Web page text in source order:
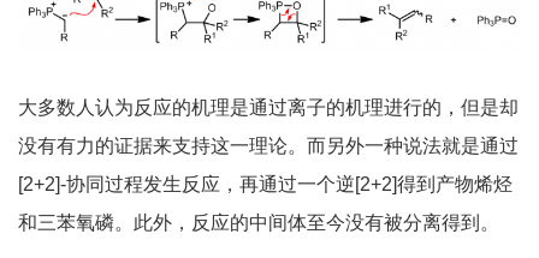
大多数人认为反应的机理是通过离子的机理进行的，但是却
没有有力的证据来支持这一理论。而另外一种说法就是通过
[2+2]-协同过程发生反应，再通过一个逆[2+2]得到产物烯烃
和三苯氧磷。此外，反应的中间体至今没有被分离得到。